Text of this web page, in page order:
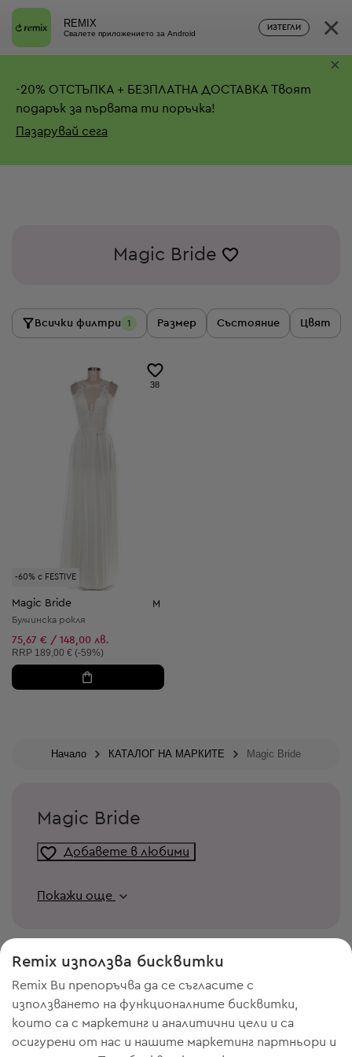
REMIX
Свалете приложението за Android
ИЗТЕГЛИ ×
-20% ОТСТЪПКА + БЕЗПЛАТНА ДОСТАВКА Твоят
подарък за първата ти поръчка!
Пазарувай сега
×
Magic Bride
Всички филтри 1 Размер Състояние Цвят
-60% с FESTIVE
38
Magic Bride M
Булчинска рокля
75,67 € / 148,00 лв.
Препоръчителна цена:
RRP 189,00 € (-59%)
Начало КАТАЛОГ НА МАРКИТЕ Magic Bride
Magic Bride
Добавете в любими
Покажи още
Remix използва бисквитки
Remix Ви препоръчва да се съгласите с
използването на функционалните бисквитки,
които са с маркетинг и аналитични цели и са
осигурени от нас и нашите маркетинг партньори и